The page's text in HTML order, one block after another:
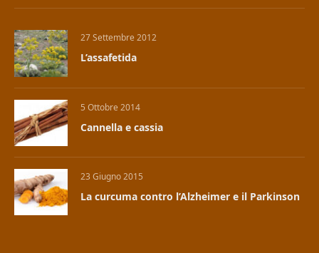
27 Settembre 2012
L’assafetida
5 Ottobre 2014
Cannella e cassia
23 Giugno 2015
La curcuma contro l’Alzheimer e il Parkinson